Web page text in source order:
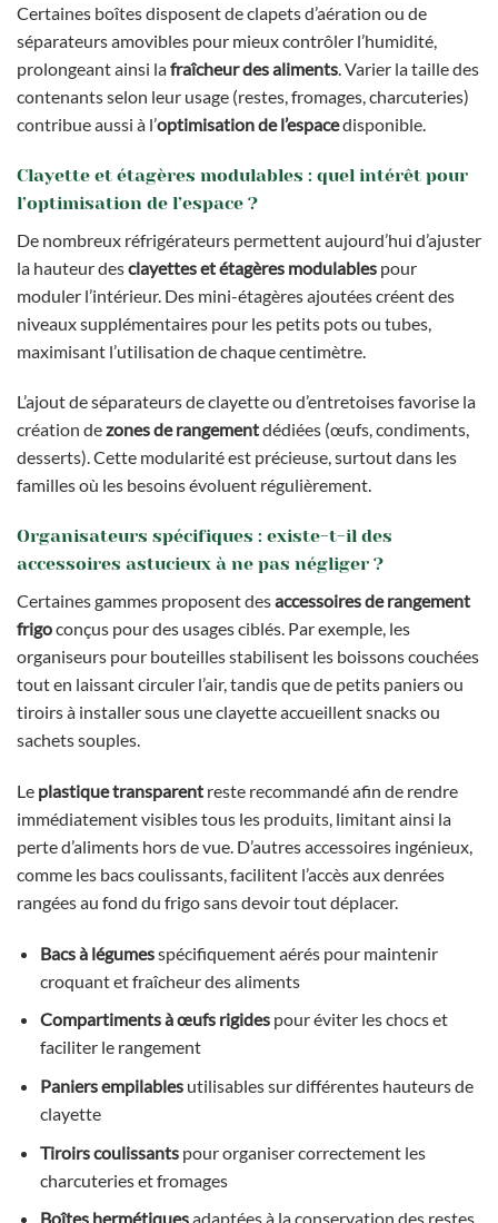
Certaines boîtes disposent de clapets d’aération ou de
séparateurs amovibles pour mieux contrôler l’humidité,
prolongeant ainsi lafraîcheur des aliments . Varier la taille des
contenants selon leur usage (restes, fromages, charcuteries)
contribue aussi à l’optimisation de l’espacedisponible.
Clayette et étagères modulables : quel intérêt pour
l’optimisation de l’espace ?
De nombreux réfrigérateurs permettent aujourd’hui d’ajuster
la hauteur desclayettes et étagères modulables pour
moduler l’intérieur. Des mini-étagères ajoutées créent des
niveaux supplémentaires pour les petits pots ou tubes,
maximisant l’utilisation de chaque centimètre.
L’ajout de séparateurs de clayette ou d’entretoises favorise la
création dezones de rangementdédiées (œufs, condiments,
desserts). Cette modularité est précieuse, surtout dans les
familles où les besoins évoluent régulièrement.
Organisateurs spécifiques : existe-t-il des
accessoires astucieux à ne pas négliger ?
Certaines gammes proposent desaccessoires de rangement
frigoconçus pour des usages ciblés. Par exemple, les
organiseurs pour bouteilles stabilisent les boissons couchées
tout en laissant circuler l’air, tandis que de petits paniers ou
tiroirs à installer sous une clayette accueillent snacks ou
sachets souples.
Le plastique transparent reste recommandé afin de rendre
immédiatement visibles tous les produits, limitant ainsi la
perte d’aliments hors de vue. D’autres accessoires ingénieux,
comme les bacs coulissants, facilitent l’accès aux denrées
rangées au fond du frigo sans devoir tout déplacer.
Bacs à légumesspécifiquement aérés pour maintenir
croquant et fraîcheur des aliments
Compartiments à œufs rigidespour éviter les chocs et
faciliter le rangement
Paniers empilablesutilisables sur différentes hauteurs de
clayette
Tiroirs coulissantspour organiser correctement les
charcuteries et fromages
Boîtes hermétiquesadaptées à la conservation des restes